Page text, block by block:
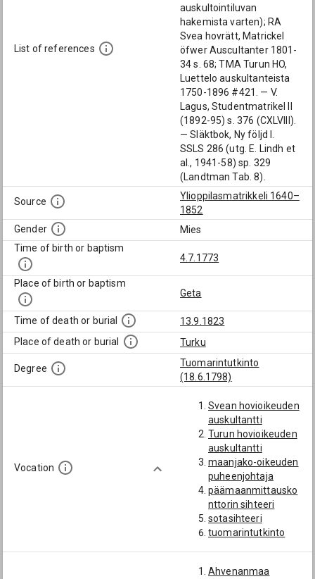
List of references
auskultointiluvan
hakemista varten); RA
Svea hovrätt, Matrickel
öfwer Auscultanter 1801-
34 s. 68; TMA Turun HO,
Luettelo auskultanteista
1750-1896 #421. — V.
Lagus, Studentmatrikel II
(1892-95) s. 376 (CXLVIII).
— Släktbok, Ny följd I.
SSLS 286 (utg. E. Lindh et
al., 1941-58) sp. 329
(Landtman Tab. 8).
Source
Ylioppilasmatrikkeli 1640–
1852
Gender
Mies
Time of birth or baptism
4.7.1773
Place of birth or baptism
Geta
Time of death or burial
13.9.1823
Place of death or burial
Turku
Degree
Tuomarintutkinto
(18.6.1798)
Vocation
Svean hovioikeuden
auskultantti
Turun hovioikeuden
auskultantti
maanjako-oikeuden
puheenjohtaja
päämaanmittausko
nttorin sihteeri
sotasihteeri
tuomarintutkinto
Ahvenanmaa